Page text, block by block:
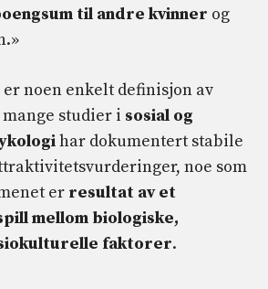
til andre kvinner og
er noen enkelt definisjon av
studier i sosial og
har dokumentert stabile
noe som
er resultat av et
mellom biologiske,
faktorer.